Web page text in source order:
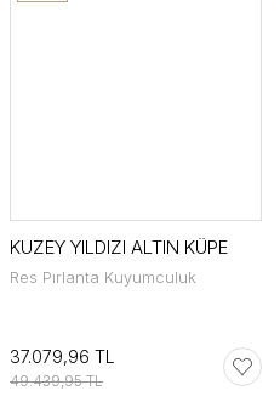
KUZEY YILDIZI ALTIN KÜPE
Res Pırlanta Kuyumculuk
37.079,96 TL
49.439,95 TL